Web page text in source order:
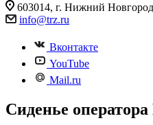
603014, г. Нижний
info@trz.ru
Вконтакте
YouTube
Mail.ru
Сиденье